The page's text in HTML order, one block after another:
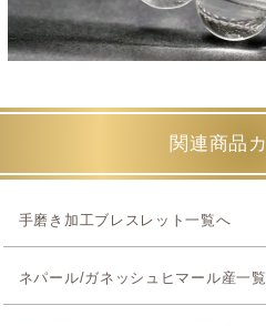
関連商品
手磨き加工ブレスレット一覧へ
ネパール/ガネッシュヒマール産一